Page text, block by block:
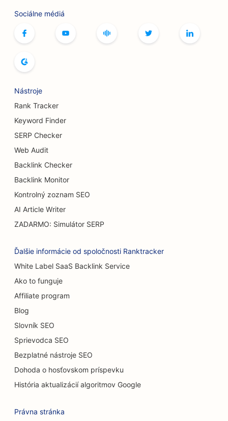
SEO pre bowlingové dráhy
SEO pre kaviarne so stolnými hrami
SEO pre pivovary
SEO pre služby zväčšenia prsníkov
SEO pre bufetové reštaurácie
SEO pre popáleninových chirurgov
SEO pre kaviarne
SEO pre reštaurácie s príležitostným stravovaním
SEO pre cukrárne
SEO pre predajcov áut
SEO pre upratovacie služby
SEO pre chiropraktikov
SEO pre služby chemického peelingu
Sociálne médiá
Nástroje
Rank Tracker
Keyword Finder
SERP Checker
Web Audit
Backlink Checker
Backlink Monitor
Kontrolný zoznam SEO
AI Article Writer
ZADARMO: Simulátor SERP
Ďalšie informácie od spoločnosti Ranktracker
White Label SaaS Backlink Service
Ako to funguje
Affiliate program
Blog
Slovník SEO
Sprievodca SEO
Bezplatné nástroje SEO
Dohoda o hosťovskom príspevku
História aktualizácií algoritmov Google
Právna stránka